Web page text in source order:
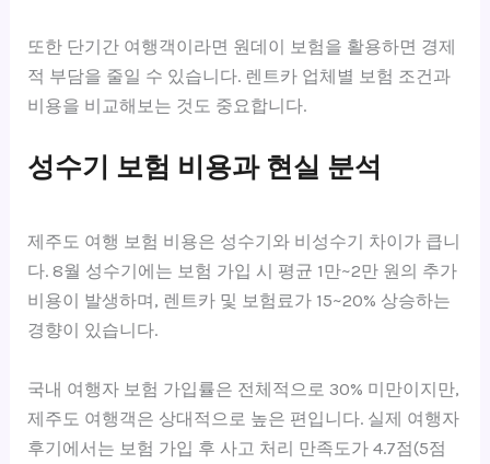
또한 단기간 여행객이라면 원데이 보험을 활용하면 경제
적 부담을 줄일 수 있습니다. 렌트카 업체별 보험 조건과
비용을 비교해보는 것도 중요합니다.
성수기 보험 비용과 현실 분석
제주도 여행 보험 비용은 성수기와 비성수기 차이가 큽니
다. 8월 성수기에는 보험 가입 시 평균 1만~2만 원의 추가
비용이 발생하며, 렌트카 및 보험료가 15~20% 상승하는
경향이 있습니다.
국내 여행자 보험 가입률은 전체적으로 30% 미만이지만,
제주도 여행객은 상대적으로 높은 편입니다. 실제 여행자
후기에서는 보험 가입 후 사고 처리 만족도가 4.7점(5점